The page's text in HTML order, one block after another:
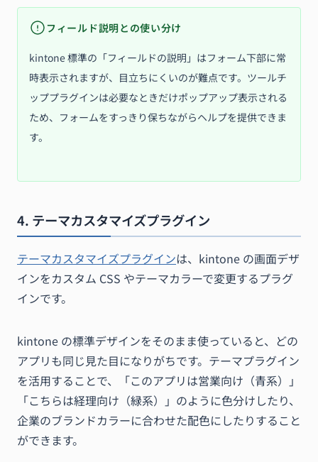
フィールド説明との使い分け
kintone 標準の「フィールドの説明」はフォーム下部に常
時表示されますが、目立ちにくいのが難点です。ツールチ
ッププラグインは必要なときだけポップアップ表示される
ため、フォームをすっきり保ちながらヘルプを提供できま
す。
4. テーマカスタマイズプラグイン
テーマカスタマイズプラグインは、kintone の画面デザ
インをカスタム CSS やテーマカラーで変更するプラグ
インです。
kintone の標準デザインをそのまま使っていると、どの
アプリも同じ見た目になりがちです。テーマプラグイン
を活用することで、「このアプリは営業向け（青系）」
「こちらは経理向け（緑系）」のように色分けしたり、
企業のブランドカラーに合わせた配色にしたりすること
ができます。